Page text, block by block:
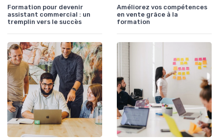
Formation pour devenir
assistant commercial : un
tremplin vers le succès
Améliorez vos compétences
en vente grâce à la
formation